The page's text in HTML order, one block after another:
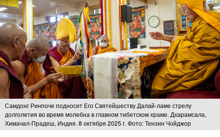
Самдонг Ринпоче подносит Его Святейшеству Далай-ламе стрелу
долголетия во время молебна в главном тибетском храме. Дхарамсала,
Химачал-Прадеш, Индия. 8 октября 2025 г. Фото: Тензин Чойджор